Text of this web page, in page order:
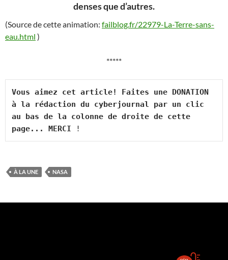
denses que d’autres.
(Source de cette animation: failblog.fr/22979-La-Terre-sans-
eau.html )
*****
Vous aimez cet article! Faites une DONATION
à la rédaction du cyberjournal par un clic
au bas de la colonne de droite de cette
page... MERCI !
À LA UNE NASA